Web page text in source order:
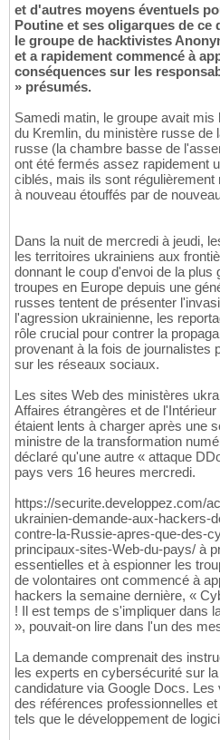
et d'autres moyens éventuels
Poutine et ses oligarques de
le groupe de hacktivistes
et a rapidement commencé à
conséquences sur les
» présumés.
Samedi matin, le groupe avait
du Kremlin, du ministère russe de
russe (la chambre basse de
ont été fermés assez rapidement
ciblés, mais ils sont
à nouveau étouffés par de
Dans la nuit de mercredi à jeudi,
les territoires ukrainiens aux
donnant le coup d'envoi de la plus
troupes en Europe depuis une
russes tentent de présenter
l'agression ukrainienne, les
rôle crucial pour contrer la
provenant à la fois de journalistes
sur les réseaux sociaux.
Les sites Web des ministères
Affaires étrangères et de
étaient lents à charger après une
ministre de la transformation
déclaré qu'une autre « attaque
pays vers 16 heures mercredi.
https://securite.developpez.com/
ukrainien-demande-aux-hackers-
contre-la-Russie-apres-que-des-
principaux-sites-Web-du-pays/ à
essentielles et à espionner les
de volontaires ont commencé à
hackers la semaine dernière, «
! Il est temps de s'impliquer dans
», pouvait-on lire dans l'un des
La demande comprenait des
les experts en cybersécurité sur
candidature via Google Docs. Les
des références professionnelles
tels que le développement de